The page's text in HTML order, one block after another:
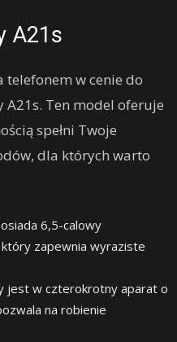
A21s
w cenie do
A21s. Ten model oferuje
spełni Twoje
dla których warto
6,5-calowy
zapewnia wyraziste
jest w czterokrotny aparat o
na robienie